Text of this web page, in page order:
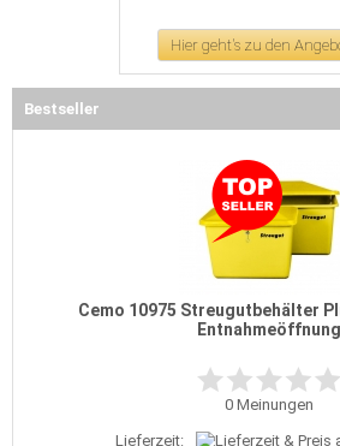
Hier geht's zu den
Bestseller
Cemo 10975 Streugutbehälter
Entnahmeöffnung
0 Meinungen
Lieferzeit: